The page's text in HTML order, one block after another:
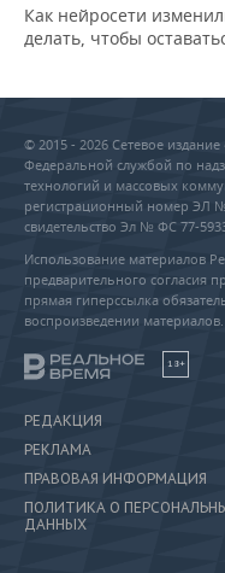
Как нейросети
делать, чтобы
© 2015 - 2026 Сетевое
Федеральной службой по
технологий и массовых
регистрационный номер ЭЛ №
свидетельство Эл № ФС 77-
Использование материалов
предварительного согласия
прямая гиперссылка
воспроизведении материалов.
18+
РЕДАКЦИЯ
РЕКЛАМА
ПРАВОВАЯ ИНФОРМАЦИЯ
ПОЛИТИКА О
ДАННЫХ